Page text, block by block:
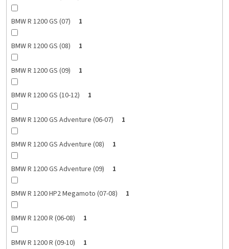
BMW R 1200 GS (07) 1
BMW R 1200 GS (08) 1
BMW R 1200 GS (09) 1
BMW R 1200 GS (10-12) 1
BMW R 1200 GS Adventure (06-07) 1
BMW R 1200 GS Adventure (08) 1
BMW R 1200 GS Adventure (09) 1
BMW R 1200 HP2 Megamoto (07-08) 1
BMW R 1200 R (06-08) 1
BMW R 1200 R (09-10) 1